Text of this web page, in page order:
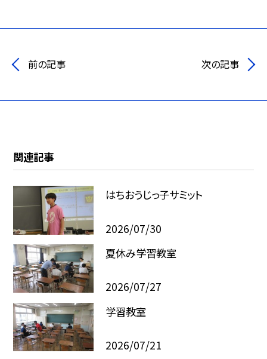
前の記事 次の記事
関連記事
はちおうじっ子サミット
2026/07/30
夏休み学習教室
2026/07/27
学習教室
2026/07/21